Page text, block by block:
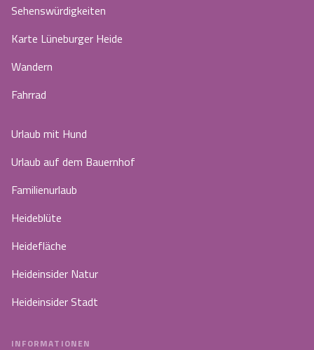
Sehenswürdigkeiten
Karte Lüneburger Heide
Wandern
Fahrrad
Urlaub mit Hund
Urlaub auf dem Bauernhof
Familienurlaub
Heideblüte
Heidefläche
Heideinsider Natur
Heideinsider Stadt
INFORMATIONEN